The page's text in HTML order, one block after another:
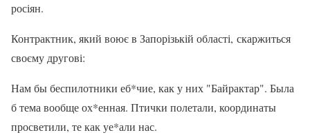
росіян.
Контрактник, який воює в Запорізькій області, скаржиться
своєму другові:
Нам бы беспилотники еб*чие, как у них "Байрактар". Была
б тема вообще ох*енная. Птички полетали, координаты
просветили, те как уе*али нас.